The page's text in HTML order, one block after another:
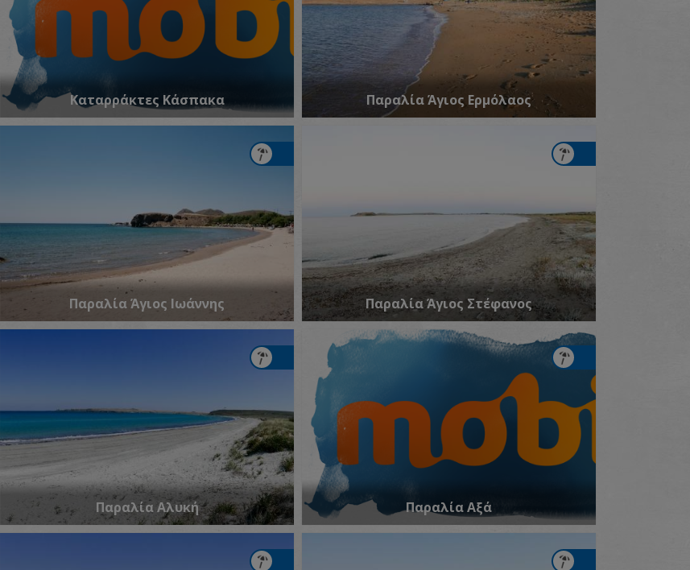
Καταρράκτες Κάσπακα Παραλία Άγιος Ερμόλαος
Παραλία Άγιος Ιωάννης Παραλία Άγιος Στέφανος
Παραλία Αλυκή Παραλία Αξά